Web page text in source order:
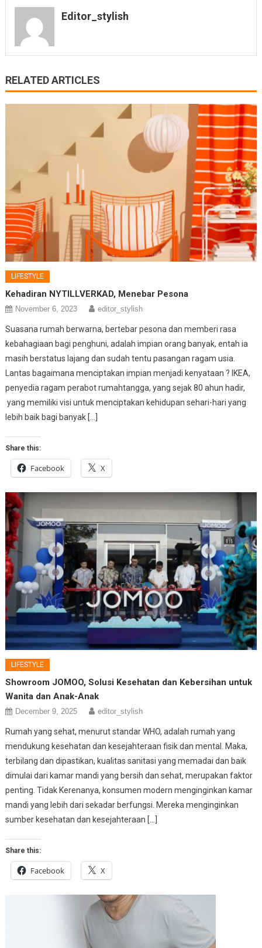
Editor_stylish
RELATED ARTICLES
LIFESTYLE
Kehadiran NYTILLVERKAD, Menebar Pesona
November 6, 2023 editor_stylish
Suasana rumah berwarna, bertebar pesona dan memberi rasa
kebahagiaan bagi penghuni, adalah impian orang banyak, entah ia
masih berstatus lajang dan sudah tentu pasangan ragam usia.
Lantas bagaimana menciptakan impian menjadi kenyataan ? IKEA,
penyedia ragam perabot rumahtangga, yang sejak 80 ahun hadir,
yang memiliki visi untuk menciptakan kehidupan sehari-hari yang
lebih baik bagi banyak […]
Share this:
Facebook X
LIFESTYLE
Showroom JOMOO, Solusi Kesehatan dan Kebersihan untuk
Wanita dan Anak-Anak
December 9, 2025 editor_stylish
Rumah yang sehat, menurut standar WHO, adalah rumah yang
mendukung kesehatan dan kesejahteraan fisik dan mental. Maka,
terbilang dan dipastikan, kualitas sanitasi yang memadai dan baik
dimulai dari kamar mandi yang bersih dan sehat, merupakan faktor
penting. Tidak Kerenanya, konsumen modern menginginkan kamar
mandi yang lebih dari sekadar berfungsi. Mereka menginginkan
sumber kesehatan dan kesejahteraan […]
Share this:
Facebook X